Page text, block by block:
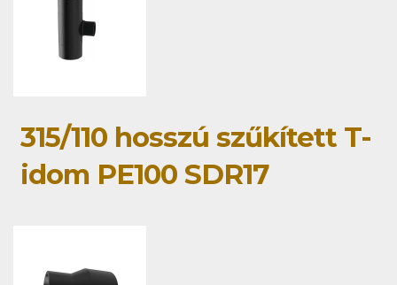
315/110 hosszú szűkített T-
idom PE100 SDR17